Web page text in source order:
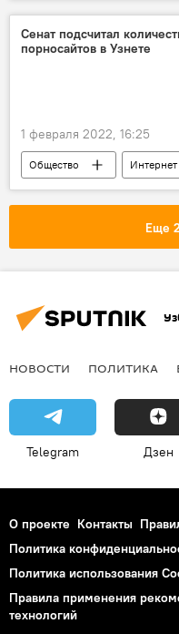
Сенат подсчитал
порносайтов в Узнете
1 февраля 2022, 16:25
Общество Интернет
Еще
НОВОСТИ ПОЛИТИКА
Telegram Дзен
О проекте Контакты
Политика
Политика использования
Правила применения
технологий